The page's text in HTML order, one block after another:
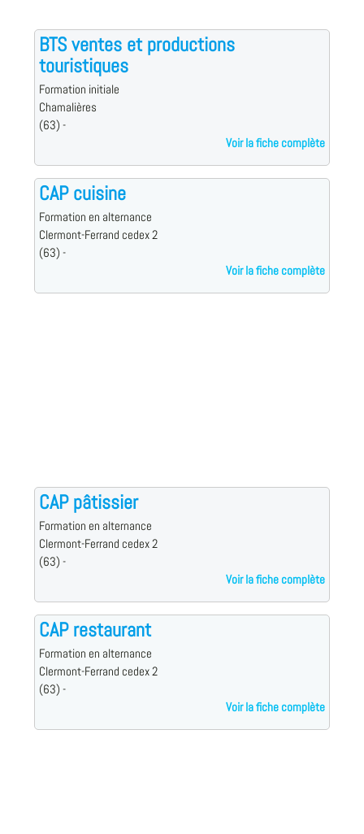
BTS ventes et productions
touristiques
Formation initiale
Chamalières
(63) -
Voir la fiche complète
CAP cuisine
Formation en alternance
Clermont-Ferrand cedex 2
(63) -
Voir la fiche complète
CAP pâtissier
Formation en alternance
Clermont-Ferrand cedex 2
(63) -
Voir la fiche complète
CAP restaurant
Formation en alternance
Clermont-Ferrand cedex 2
(63) -
Voir la fiche complète